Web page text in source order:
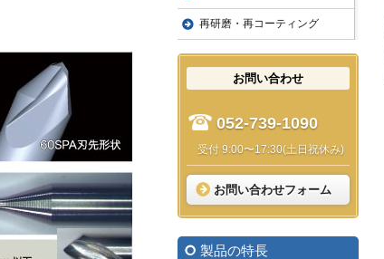
再研磨・再コーティング
お問い合わせ
052-739-1090
受付 9:00〜17:30(土日祝休み)
お問い合わせフォーム
製品の特長